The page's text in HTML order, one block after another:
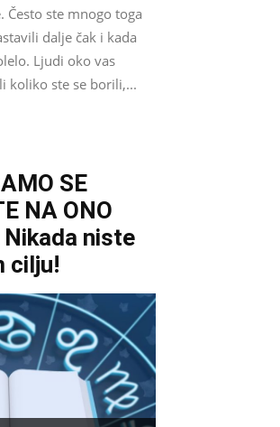
ste mnogo toga
dalje čak i kada
Ljudi oko vas
koliko ste se borili,...
SE
NA ONO
Nikada niste
cilju!